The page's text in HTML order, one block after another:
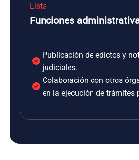
Lista
Funciones
Publicación de edictos y
judiciales.
Colaboración con otros
en la ejecución de trámites